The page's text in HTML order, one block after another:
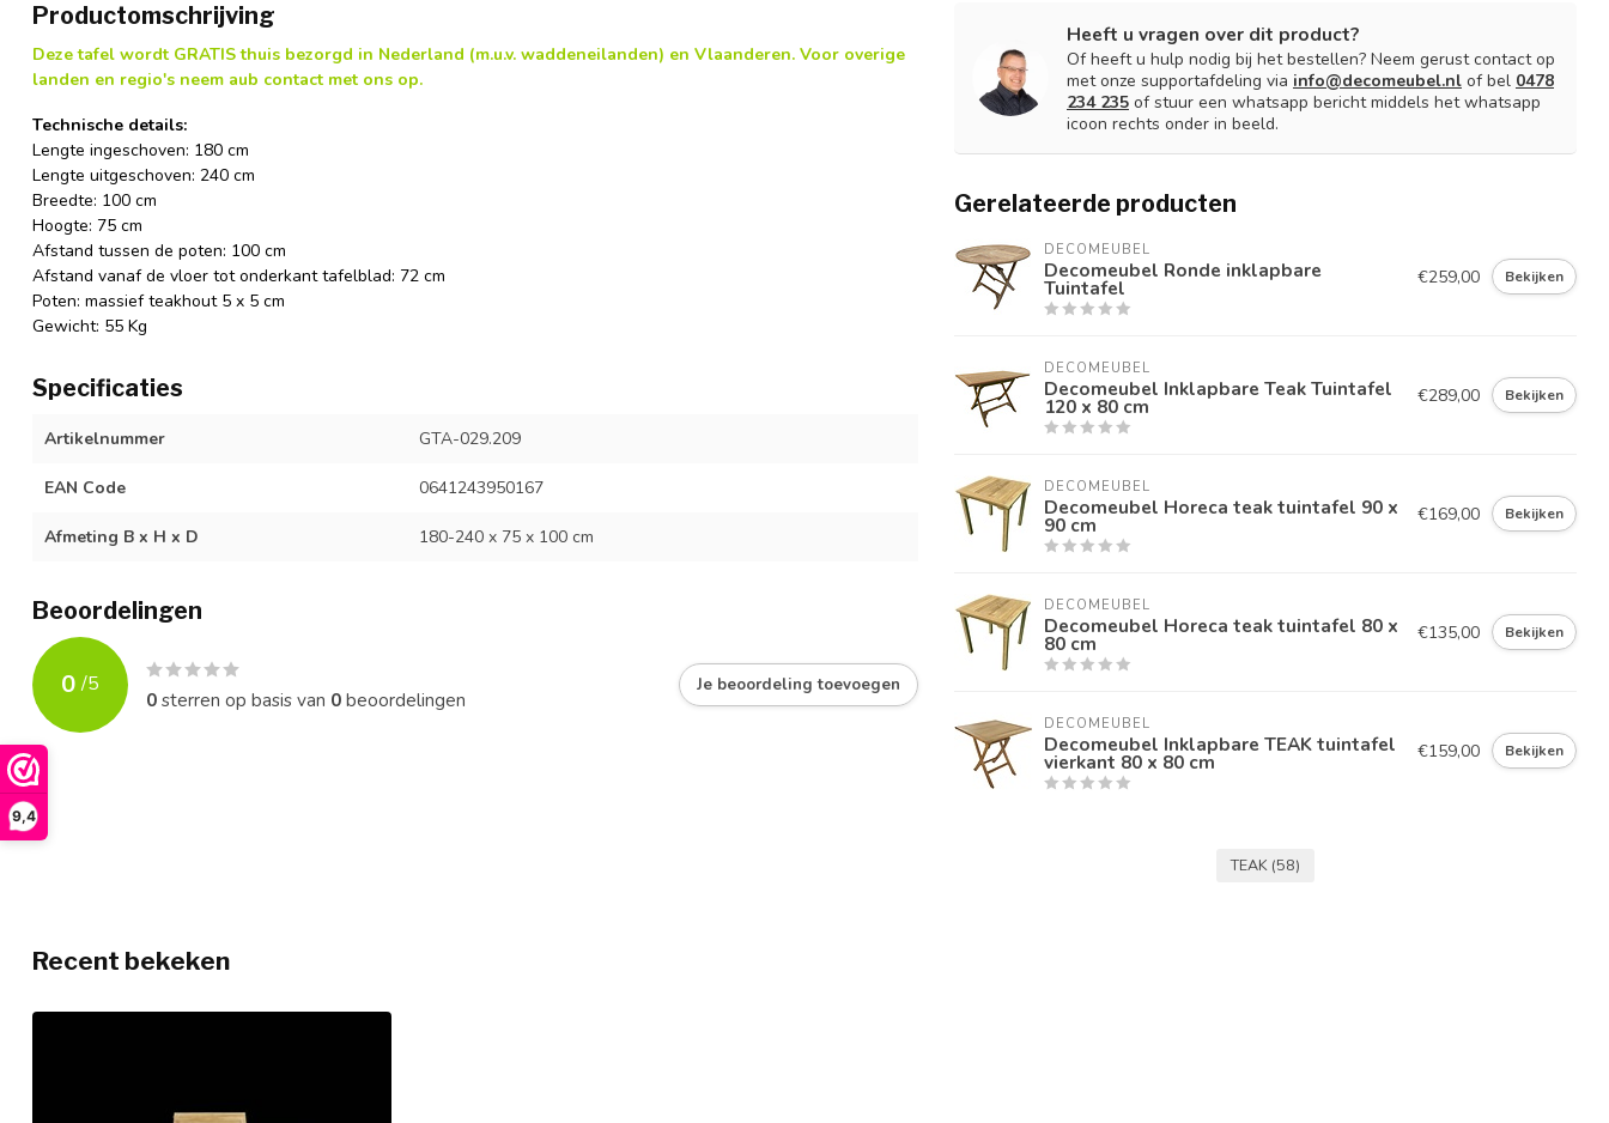
9,4
Productomschrijving
Deze tafel wordt GRATIS thuis bezorgd in Nederland (m.u.v. waddeneilanden) en Vlaanderen. Voor overige
landen en regio's neem aub contact met ons op.
Technische details:
Lengte ingeschoven: 180 cm
Lengte uitgeschoven: 240 cm
Breedte: 100 cm
Hoogte: 75 cm
Afstand tussen de poten: 100 cm
Afstand vanaf de vloer tot onderkant tafelblad: 72 cm
Poten: massief teakhout 5 x 5 cm
Gewicht: 55 Kg
Specificaties
Artikelnummer GTA-029.209
EAN Code 0641243950167
Afmeting B x H x D 180-240 x 75 x 100 cm
Beoordelingen
0 /5
0sterren op basis van 0beoordelingen
Je beoordeling toevoegen
Heeft u vragen over dit product?
Of heeft u hulp nodig bij het bestellen? Neem gerust contact op
met onze supportafdeling via info@decomeubel.nl of bel 0478
234 235 of stuur een whatsapp bericht middels het whatsapp
icoon rechts onder in beeld.
Gerelateerde producten
DECOMEUBEL
Decomeubel Ronde inklapbare
Tuintafel €259,00 Bekijken
DECOMEUBEL
Decomeubel Inklapbare Teak Tuintafel
120 x 80 cm €289,00 Bekijken
DECOMEUBEL
Decomeubel Horeca teak tuintafel 90 x
90 cm €169,00 Bekijken
DECOMEUBEL
Decomeubel Horeca teak tuintafel 80 x
80 cm €135,00 Bekijken
DECOMEUBEL
Decomeubel Inklapbare TEAK tuintafel
vierkant 80 x 80 cm €159,00 Bekijken
TEAK (58)
Recent bekeken